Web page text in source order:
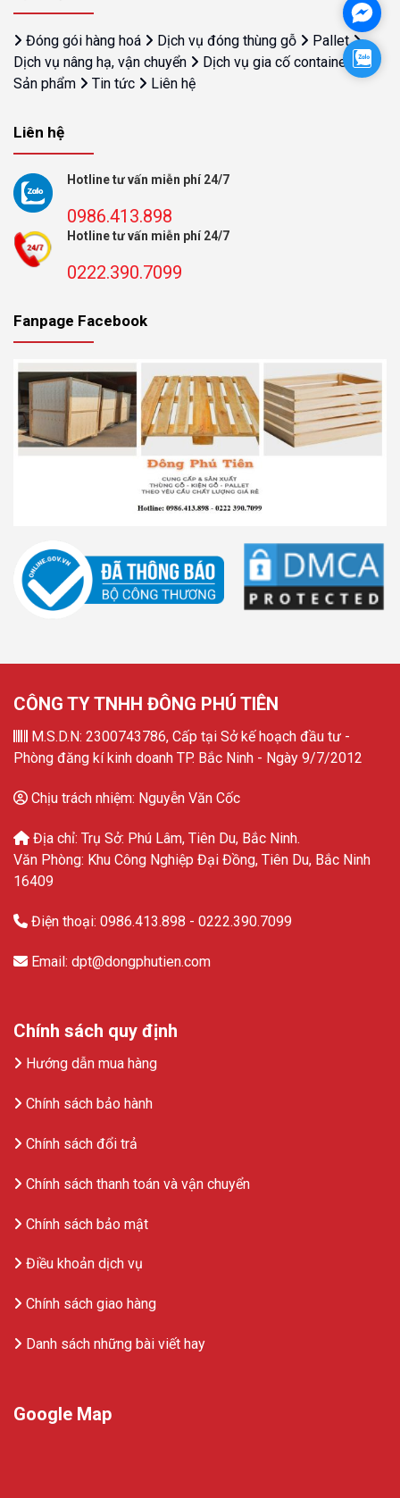
Đóng gói hàng hoá Dịch vụ đóng thùng gỗ
Pallet
Dịch vụ nâng hạ, vận chuyển
Dịch vụ gia cố container
Sản phẩm
Tin tức Liên hệ
Liên hệ
Hotline tư vấn miễn phí 24/7
0986.413.898
Hotline tư vấn miễn phí 24/7
0222.390.7099
Fanpage Facebook
CÔNG TY TNHH ĐÔNG PHÚ TIÊN
M.S.D.N: 2300743786, Cấp tại Sở kế hoạch đầu tư -
Phòng đăng kí kinh doanh TP. Bắc Ninh - Ngày 9/7/2012
Chịu trách nhiệm: Nguyễn Văn Cốc
Địa chỉ: Trụ Sở: Phú Lâm, Tiên Du, Bắc Ninh.
Văn Phòng: Khu Công Nghiệp Đại Đồng, Tiên Du, Bắc Ninh
16409
Điện thoại: 0986.413.898 - 0222.390.7099
Email: dpt@dongphutien.com
Chính sách quy định
Hướng dẫn mua hàng
Chính sách bảo hành
Chính sách đổi trả
Chính sách thanh toán và vận chuyển
Chính sách bảo mật
Điều khoản dịch vụ
Chính sách giao hàng
Danh sách những bài viết hay
Google Map
Zalo